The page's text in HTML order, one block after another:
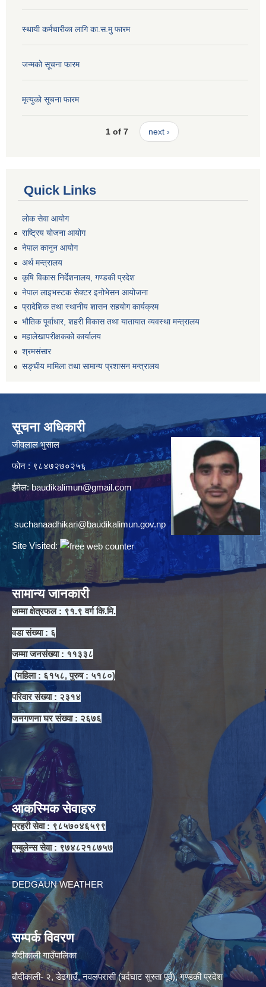
स्थायी कर्मचारीका लागि का.स.मु फारम
जन्मको सूचना फारम
मृत्युको सूचना फारम
1 of 7 next ›
Quick Links
लोक सेवा आयोग
राष्ट्रिय योजना आयोग
नेपाल कानुन आयोग
अर्थ मन्त्रालय
कृषि विकास निर्देशनालय, गण्डकी प्रदेश
नेपाल लाइभस्टक सेक्टर इनोभेसन आयोजना
प्रादेशिक तथा स्थानीय शासन सहयोग कार्यक्रम
भौतिक पूर्वाधार, शहरी विकास तथा यातायात व्यवस्था मन्त्रालय
महालेखापरीक्षकको कार्यालय
श्रमसंसार
सङ्घीय मामिला तथा सामान्य प्रशासन मन्त्रालय
सूचना अधिकारी
जीवलाल भुसाल
फोन : ९८४७२७०२५६
ईमेल: baudikalimun@gmail.com
suchanaadhikari@baudikalimun.gov.np
Site Visited:
सामान्य जानकारी
जम्मा क्षेत्रफल : ९१.९ वर्ग कि.मि.
वडा संख्या : ६
जम्मा जनसंख्या : ११३३८
(महिला : ६१५८, पुरुष : ५१८०)
परिवार संख्या : २३१४
जनगणना घर संख्या : २६७६
आकस्मिक सेवाहरु
प्रहरी सेवा : ९८५७०४६५९९
एम्बुलेन्स सेवा : ९७४८२१८७५७
DEDGAUN WEATHER
सम्पर्क विवरण
बौदीकाली गाउँपालिका
बौदीकाली- २, डेढगाउँ, नवलपरासी (बर्दघाट सुस्ता पूर्व), गण्डकी प्रदेश